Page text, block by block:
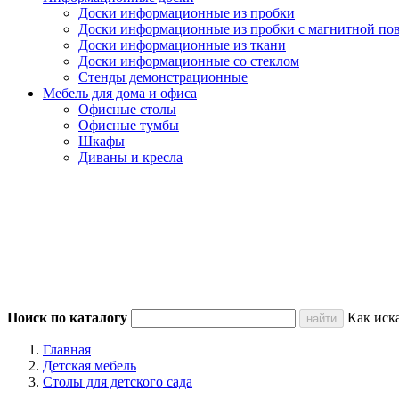
Доски информационные из пробки
Доски информационные из пробки с магнитной
Доски информационные из ткани
Доски информационные со стеклом
Стенды демонстрационные
Мебель для дома и офиса
Офисные столы
Офисные тумбы
Шкафы
Диваны и кресла
Поиск по каталогу Как
Главная
Детская мебель
Столы для детского сада